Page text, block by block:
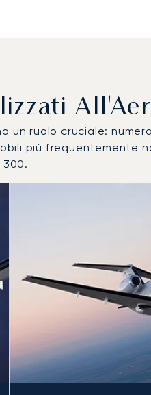
un ruolo cruciale:
più
300.
più utilizzati per numero